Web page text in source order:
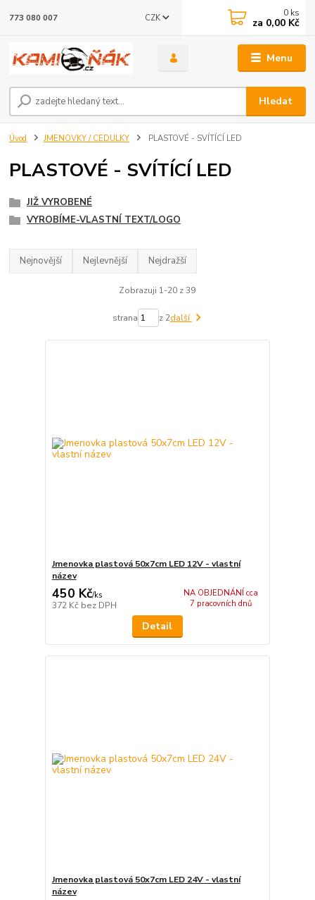
Menu
CZK
Hledat
773 080 007 0 ks
za 0,00 Kč
Úvod JMENOVKY / CEDULKY PLASTOVÉ - SVÍTÍCÍ LED
PLASTOVÉ - SVÍTÍCÍ LED
JIŽ VYROBENÉ
VYROBÍME-VLASTNÍ TEXT/LOGO
Nejnovější Nejlevnější Nejdražší
Zobrazuji 1-20 z 39
strana z 2další
Jmenovka plastová 50x7cm LED 12V - vlastní
název
450 Kč/ks
372 Kč bez DPH
NA OBJEDNÁNÍ cca
7 pracovních dnů
Detail
Jmenovka plastová 50x7cm LED 24V - vlastní
název